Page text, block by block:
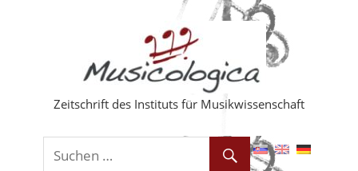
Zeitschrift des Instituts für Musikwissenschaft